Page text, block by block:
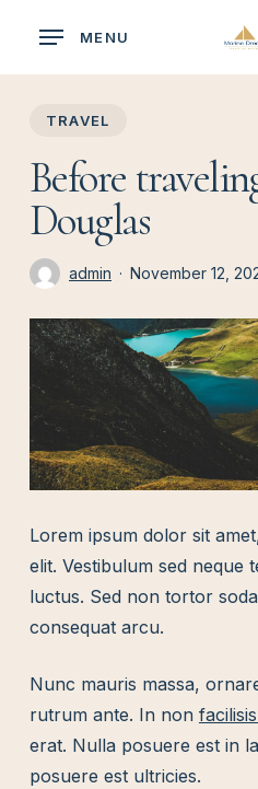
main
MENU
TRAVEL
Before
Douglas
admin November 12,
Lorem ipsum dolor sit
elit. Vestibulum sed neque
luctus. Sed non tortor
consequat arcu.
Nunc mauris massa,
rutrum ante. In non
erat. Nulla posuere est in
posuere est ultricies.